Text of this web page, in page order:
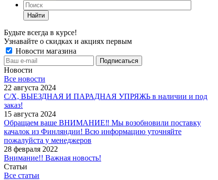
Найти
Будьте всегда в курсе!
Узнавайте о скидках и акциях первым
Новости магазина
Новости
Все новости
22 августа 2024
С/Х, ВЫЕЗДНАЯ И ПАРАДНАЯ УПРЯЖЬ в наличии и под
заказ!
15 августа 2024
Обращаем ваше ВНИМАНИЕ‼ Мы возобновили поставку
качалок из Финляндии! Всю информацию уточняйте
пожалуйста у менеджеров
28 февраля 2022
Внимание!! Важная новость!
Статьи
Все статьи